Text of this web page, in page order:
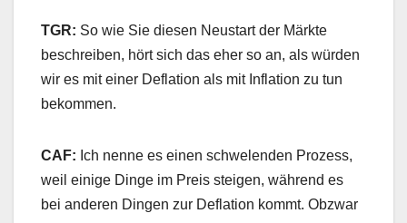
TGR: So wie Sie diesen Neustart der Märkte
beschreiben, hört sich das eher so an, als würden
wir es mit einer Deflation als mit Inflation zu tun
bekommen.
CAF: Ich nenne es einen schwelenden Prozess,
weil einige Dinge im Preis steigen, während es
bei anderen Dingen zur Deflation kommt. Obzwar